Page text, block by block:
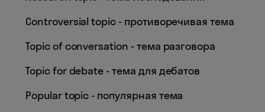
Controversial topic - противоречивая тема
Topic of conversation - тема разговора
Topic for debate - тема для дебатов
Popular topic - популярная тема